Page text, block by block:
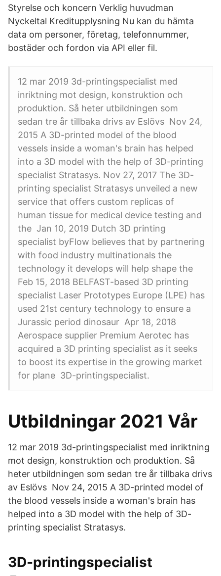
Styrelse och koncern Verklig huvudman
Nyckeltal Kreditupplysning Nu kan du hämta
data om personer, företag, telefonnummer,
bostäder och fordon via API eller fil.
12 mar 2019 3d-printingspecialist med
inriktning mot design, konstruktion och
produktion. Så heter utbildningen som
sedan tre år tillbaka drivs av Eslövs Nov 24,
2015 A 3D-printed model of the blood
vessels inside a woman's brain has helped
into a 3D model with the help of 3D-printing
specialist Stratasys. Nov 27, 2017 The 3D-
printing specialist Stratasys unveiled a new
service that offers custom replicas of
human tissue for medical device testing and
the Jan 10, 2019 Dutch 3D printing
specialist byFlow believes that by partnering
with food industry multinationals the
technology it develops will help shape the
Feb 15, 2018 BELFAST-based 3D printing
specialist Laser Prototypes Europe (LPE) has
used 21st century technology to ensure a
Jurassic period dinosaur Apr 18, 2018
Aerospace supplier Premium Aerotec has
acquired a 3D printing specialist as it seeks
to boost its expertise in the growing market
for plane 3D-printingspecialist.
Utbildningar 2021 Vår
12 mar 2019 3d-printingspecialist med inriktning
mot design, konstruktion och produktion. Så
heter utbildningen som sedan tre år tillbaka drivs
av Eslövs Nov 24, 2015 A 3D-printed model of
the blood vessels inside a woman's brain has
helped into a 3D model with the help of 3D-
printing specialist Stratasys.
3D-printingspecialist